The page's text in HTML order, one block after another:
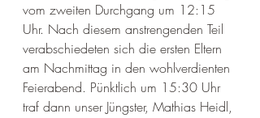
vom zweiten Durchgang um 12:15
Uhr. Nach diesem anstrengenden Teil
verabschiedeten sich die ersten Eltern
am Nachmittag in den wohlverdienten
Feierabend. Pünktlich um 15:30 Uhr
traf dann unser Jüngster, Mathias Heidl,